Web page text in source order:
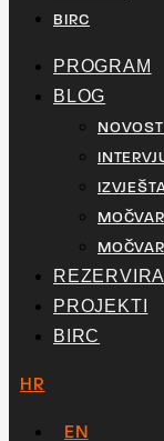
BIRC
PROGRAM
BLOG
PROJEKTI
BIRC
HR
EN